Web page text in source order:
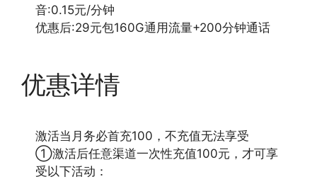
音:0.15元/分钟
优惠后:29元包160G通用流量+200分钟通话
优惠详情
激活当月务必首充100，不充值无法享受
①激活后任意渠道一次性充值100元，才可享
受以下活动：